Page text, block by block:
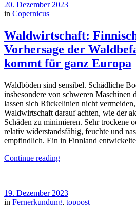
20. Dezember 2023
in Copernicus
Waldwirtschaft:
Vorhersage der
kommt für ganz Europa
Waldböden sind sensibel. Schädliche
insbesondere von schweren Maschinen
lassen sich Rückelinien nicht
Waldwirtschaft darauf achten, wie der
Schäden zu minimieren. Sehr trockene
relativ widerstandsfähig, feuchte und
empfindlich. Ein in Finnland
Continue reading
19. Dezember 2023
in Fernerkundung, toppost